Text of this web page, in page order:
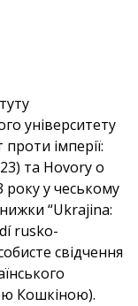
університету
імперії:
та Hovory o
року у чеському
“Ukrajina:
rusko-
свідчення
Кошкіною).